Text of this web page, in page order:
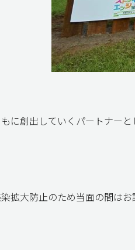
に創出していくパートナーと
拡大防止のため当面の間はお